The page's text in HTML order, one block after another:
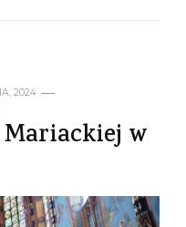
2024
w